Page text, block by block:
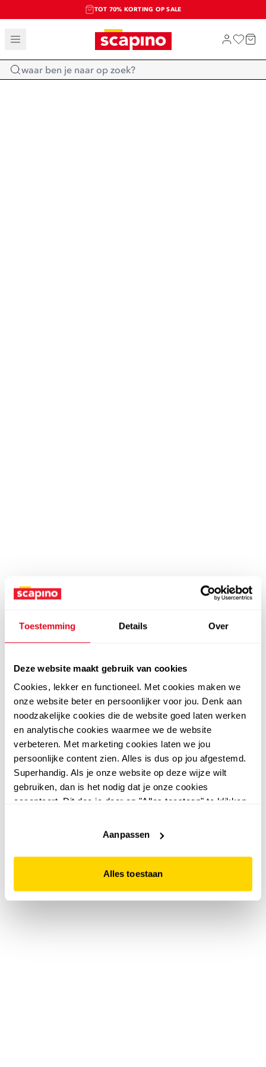
Toestemming Details Over
Deze website maakt gebruik van cookies
Cookies, lekker en functioneel. Met cookies maken we
onze website beter en persoonlijker voor jou. Denk aan
noodzakelijke cookies die de website goed laten werken
en analytische cookies waarmee we de website
verbeteren. Met marketing cookies laten we jou
persoonlijke content zien. Alles is dus op jou afgestemd.
Superhandig. Als je onze website op deze wijze wilt
gebruiken, dan is het nodig dat je onze cookies
accepteert. Dit doe je door op "Alles toestaan" te klikken.
website niet optimaal functioneert.
Aanpassen
Alles toestaan
TOT 70% KORTING OP SALE
SALE: LAATSTE KANS!
SHOP NIEUW
Home